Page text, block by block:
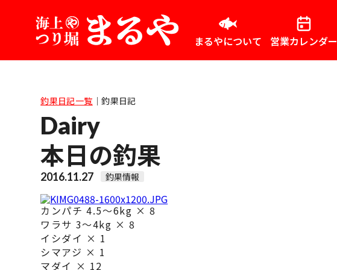
まるやについて 営業カレンダー
釣果日記一覧 ｜釣果日記
Dairy
本日の釣果
2016.11.27 釣果情報
カンパチ 4.5～6kg × 8
ワラサ 3～4kg × 8
イシダイ × 1
シマアジ × 1
マダイ × 12